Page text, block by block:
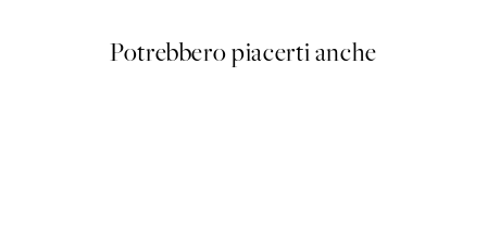
Potrebbero piacerti anche